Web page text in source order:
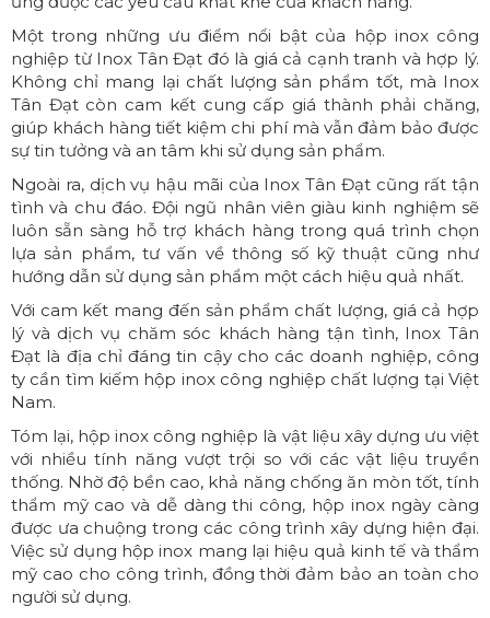
Một trong những ưu điểm nổi bật của hộp inox công
nghiệp từ Inox Tân Đạt đó là giá cả cạnh tranh và hợp lý.
Không chỉ mang lại chất lượng sản phẩm tốt, mà Inox
Tân Đạt còn cam kết cung cấp giá thành phải chăng,
giúp khách hàng tiết kiệm chi phí mà vẫn đảm bảo được
sự tin tưởng và an tâm khi sử dụng sản phẩm.
Ngoài ra, dịch vụ hậu mãi của Inox Tân Đạt cũng rất tận
tình và chu đáo. Đội ngũ nhân viên giàu kinh nghiệm sẽ
luôn sẵn sàng hỗ trợ khách hàng trong quá trình chọn
lựa sản phẩm, tư vấn về thông số kỹ thuật cũng như
hướng dẫn sử dụng sản phẩm một cách hiệu quả nhất.
Với cam kết mang đến sản phẩm chất lượng, giá cả hợp
lý và dịch vụ chăm sóc khách hàng tận tình, Inox Tân
Đạt là địa chỉ đáng tin cậy cho các doanh nghiệp, công
ty cần tìm kiếm hộp inox công nghiệp chất lượng tại Việt
Nam.
Tóm lại, hộp inox công nghiệp là vật liệu xây dựng ưu việt
với nhiều tính năng vượt trội so với các vật liệu truyền
thống. Nhờ độ bền cao, khả năng chống ăn mòn tốt, tính
thẩm mỹ cao và dễ dàng thi công, hộp inox ngày càng
được ưa chuộng trong các công trình xây dựng hiện đại.
Việc sử dụng hộp inox mang lại hiệu quả kinh tế và thẩm
mỹ cao cho công trình, đồng thời đảm bảo an toàn cho
người sử dụng.